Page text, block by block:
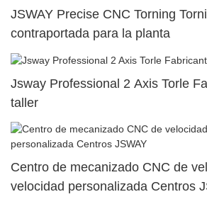
JSWAY Precise CNC Torning
contraportada para la planta
Jsway Professional 2 Axis Torle
taller
Centro de mecanizado CNC de
velocidad personalizada Centros